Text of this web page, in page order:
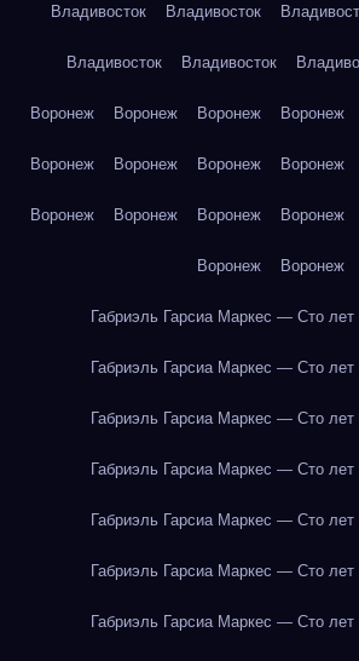
Владивосток Владивосток
Владивосток Владивосток
Воронеж Воронеж Воронеж Воронеж
Воронеж Воронеж Воронеж Воронеж
Воронеж Воронеж Воронеж Воронеж
Воронеж Воронеж
Габриэль Гарсиа Маркес — Сто лет
Габриэль Гарсиа Маркес — Сто лет
Габриэль Гарсиа Маркес — Сто лет
Габриэль Гарсиа Маркес — Сто лет
Габриэль Гарсиа Маркес — Сто лет
Габриэль Гарсиа Маркес — Сто лет
Габриэль Гарсиа Маркес — Сто лет